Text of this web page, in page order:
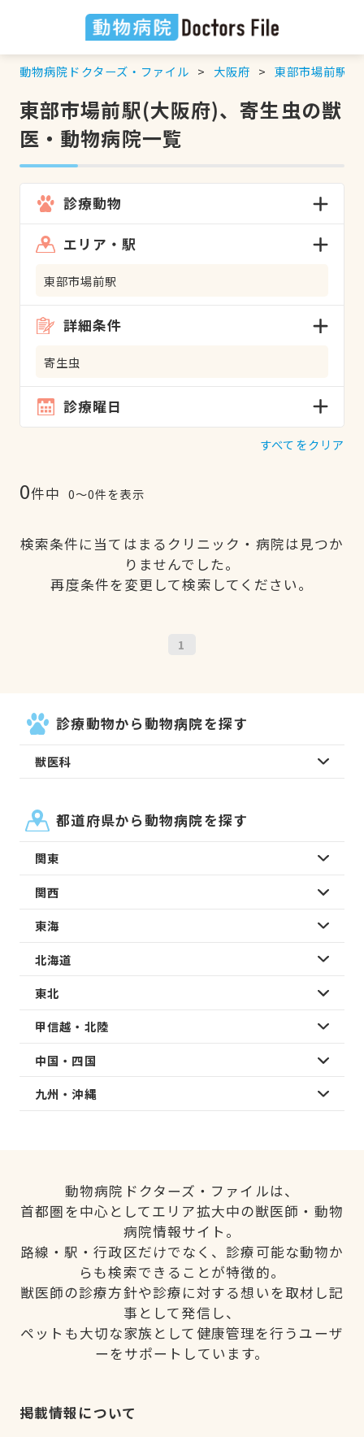
動物病院ドクターズ・ファイル 大阪府 東部市場前駅
東部市場前駅(大阪府)、寄生虫の獣
医・動物病院一覧
診療動物
エリア・駅
東部市場前駅
詳細条件
寄生虫
診療曜日
すべてをクリア
0件中 0〜0件を表示
検索条件に当てはまるクリニック・病院は見つか
りませんでした。
再度条件を変更して検索してください。
1
診療動物から動物病院を探す
獣医科
都道府県から動物病院を探す
関東
関西
東海
北海道
東北
甲信越・北陸
中国・四国
九州・沖縄
動物病院ドクターズ・ファイルは、
首都圏を中心としてエリア拡大中の獣医師・動物
病院情報サイト。
路線・駅・行政区だけでなく、診療可能な動物か
らも検索できることが特徴的。
獣医師の診療方針や診療に対する想いを取材し記
事として発信し、
ペットも大切な家族として健康管理を行うユーザ
ーをサポートしています。
掲載情報について